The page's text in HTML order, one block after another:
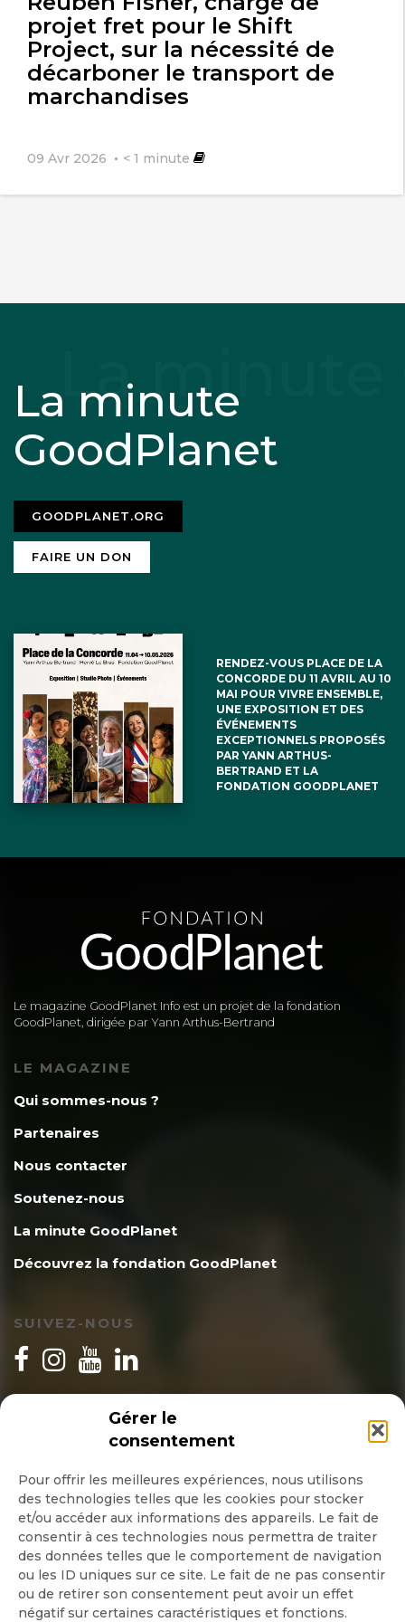
Gérer le
consentement
Pour offrir les meilleures expériences, nous utilisons
des technologies telles que les cookies pour stocker
et/ou accéder aux informations des appareils. Le fait de
consentir à ces technologies nous permettra de traiter
des données telles que le comportement de navigation
ou les ID uniques sur ce site. Le fait de ne pas consentir
ou de retirer son consentement peut avoir un effet
négatif sur certaines caractéristiques et fonctions.
projet fret pour le Shift
Project, sur la nécessité de
décarboner le transport de
marchandises
09 Avr 2026 < 1 minute
La minute
GoodPlanet
GOODPLANET.ORG
FAIRE UN DON
RENDEZ-VOUS PLACE DE LA
CONCORDE DU 11 AVRIL AU 10
MAI POUR VIVRE ENSEMBLE,
UNE EXPOSITION ET DES
ÉVÉNEMENTS
EXCEPTIONNELS PROPOSÉS
PAR YANN ARTHUS-
BERTRAND ET LA
FONDATION GOODPLANET
Le magazine GoodPlanet Info est un projet de la fondation
GoodPlanet, dirigée par Yann Arthus-Bertrand
LE MAGAZINE
Qui sommes-nous ?
Partenaires
Nous contacter
Soutenez-nous
La minute GoodPlanet
Découvrez la fondation GoodPlanet
SUIVEZ-NOUS
INSCRIPTION NEWSLETTER
Quotidienne
Hebdo
OK